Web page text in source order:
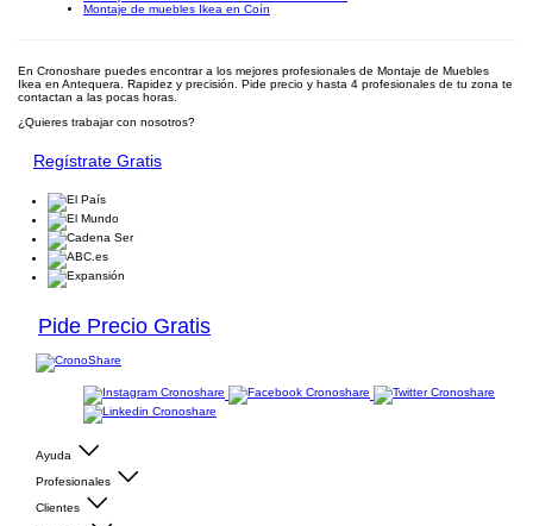
Montaje de muebles Ikea en Coín
En Cronoshare puedes encontrar a los mejores profesionales de Montaje de Muebles
Ikea en Antequera. Rapidez y precisión. Pide precio y hasta 4 profesionales de tu zona te
contactan a las pocas horas.
¿Quieres trabajar con nosotros?
Regístrate Gratis
Pide Precio Gratis
Ayuda
Profesionales
Clientes